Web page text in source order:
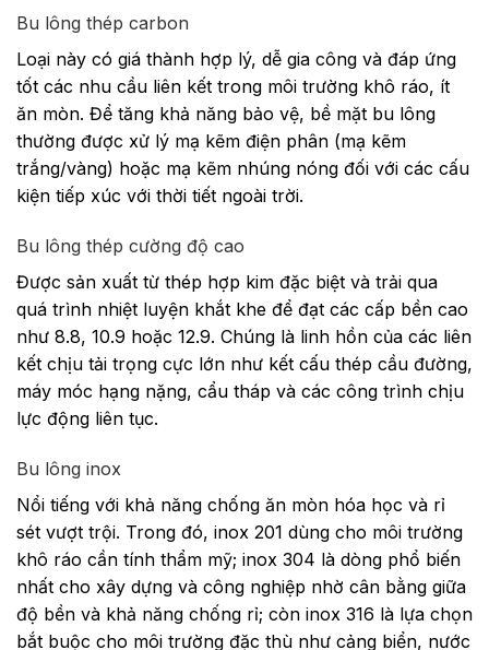
Bu lông thép carbon
Loại này có giá thành hợp lý, dễ gia công và đáp ứng
tốt các nhu cầu liên kết trong môi trường khô ráo, ít
ăn mòn. Để tăng khả năng bảo vệ, bề mặt bu lông
thường được xử lý mạ kẽm điện phân (mạ kẽm
trắng/vàng) hoặc mạ kẽm nhúng nóng đối với các cấu
kiện tiếp xúc với thời tiết ngoài trời.
Bu lông thép cường độ cao
Được sản xuất từ thép hợp kim đặc biệt và trải qua
quá trình nhiệt luyện khắt khe để đạt các cấp bền cao
như 8.8, 10.9 hoặc 12.9. Chúng là linh hồn của các liên
kết chịu tải trọng cực lớn như kết cấu thép cầu đường,
máy móc hạng nặng, cẩu tháp và các công trình chịu
lực động liên tục.
Bu lông inox
Nổi tiếng với khả năng chống ăn mòn hóa học và rỉ
sét vượt trội. Trong đó, inox 201 dùng cho môi trường
khô ráo cần tính thẩm mỹ; inox 304 là dòng phổ biến
nhất cho xây dựng và công nghiệp nhờ cân bằng giữa
độ bền và khả năng chống rỉ; còn inox 316 là lựa chọn
bắt buộc cho môi trường đặc thù như cảng biển, nước